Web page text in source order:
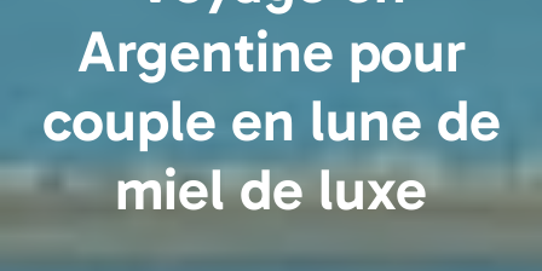
Argentine pour
couple en lune de
miel de luxe